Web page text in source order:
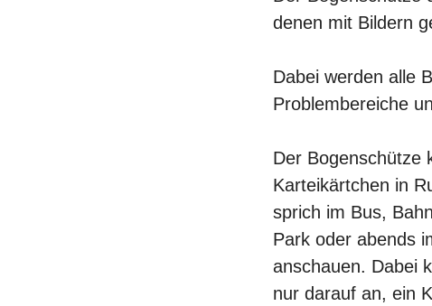
denen mit Bildern
Dabei werden alle
Problembereiche
Der Bogenschütze
Karteikärtchen in
sprich im Bus,
Park oder abends
anschauen. Dabei
nur darauf an, ein